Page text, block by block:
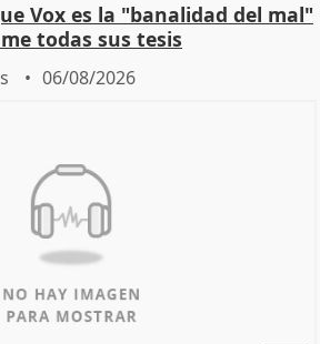
Vox es la "banalidad del mal"
todas sus tesis
06/08/2026